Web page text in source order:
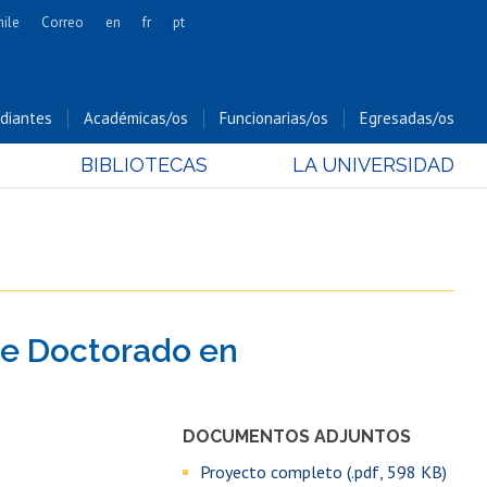
Cs. Forestales y Conservación
Cs. Sociales
Estudios Internacionales
Correo en fr pt
Académicas/os Funcionarias/os Egresadas/os
BIBLIOTECAS LA UNIVERSIDAD
Doctorado en
DOCUMENTOS ADJUNTOS
Proyecto completo (.pdf, 598 KB)